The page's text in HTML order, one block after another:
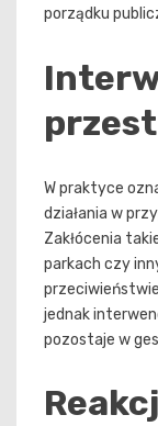
porządku
W praktyce
działania w
Zakłócenia
parkach czy
jednak
pozostaje w